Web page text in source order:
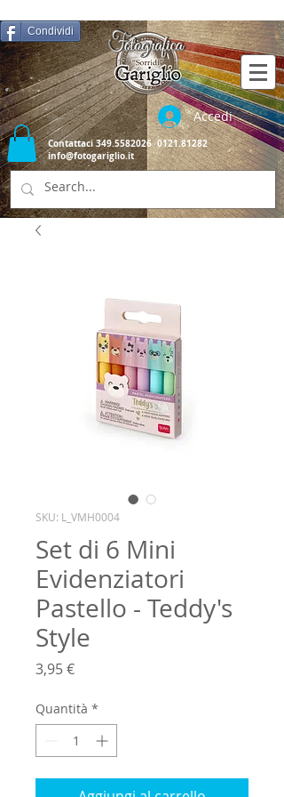
Condividi
Contattaci349.5582026 0121.81282
info@fotogariglio.it
Accedi
SKU: L_VMH0004
Set di 6 Mini
Evidenziatori
Pastello - Teddy's
Style
3,95 €Prezzo
Quantità *